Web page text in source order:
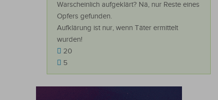
Warscheinlich aufgeklärt? Nä, nur Reste eines
Opfers gefunden.
Aufklärung ist nur, wenn Täter ermittelt
wurden!
20
5